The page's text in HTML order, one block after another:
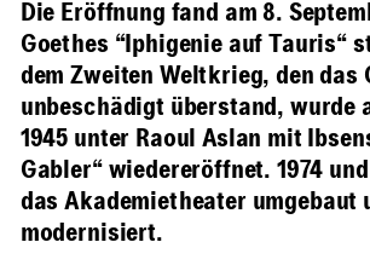
Die Eröffnung fand am 8.
Goethes “Iphigenie auf Tauris“
dem Zweiten Weltkrieg, den das
unbeschädigt überstand, wurde
1945 unter Raoul Aslan mit
Gabler“ wiedereröffnet. 1974
das Akademietheater umgebaut
modernisiert.